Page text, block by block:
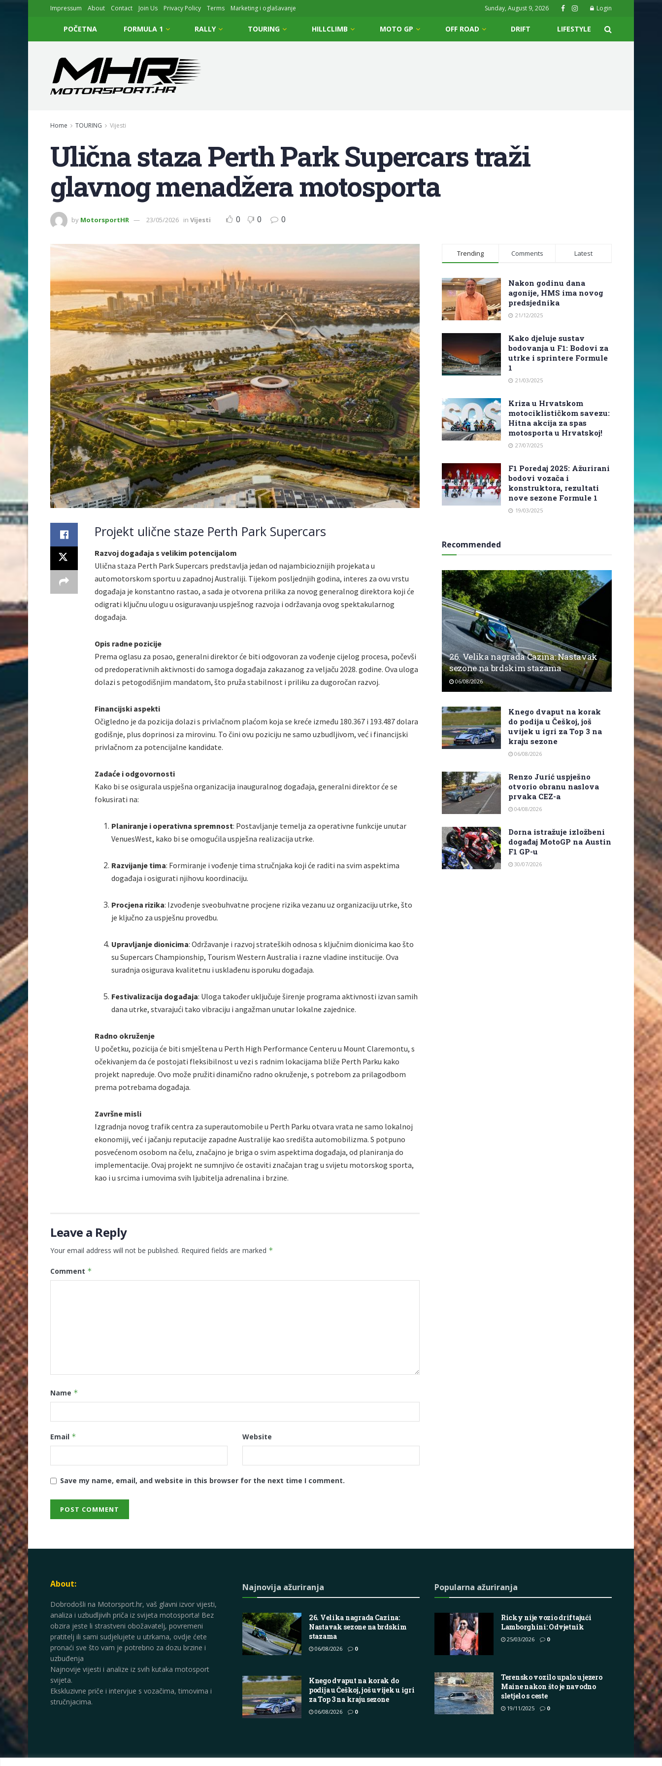
Impressum About Contact Join Us Privacy Policy Terms Marketing i oglašavanje Sunday, August 9, 2026 Login
POČETNA FORMULA 1 RALLY TOURING HILLCLIMB MOTO GP OFF ROAD DRIFT LIFESTYLE
Home TOURING Vijesti
Ulična staza Perth Park Supercars traži
glavnog menadžera motosporta
by MotorsportHR 23/05/2026 in Vijesti 0 0 0
Projekt ulične staze Perth Park Supercars
Razvoj događaja s velikim potencijalom
Ulična staza Perth Park Supercars predstavlja jedan od najambicioznijih projekata u
automotorskom sportu u zapadnoj Australiji. Tijekom posljednjih godina, interes za ovu vrstu
događaja je konstantno rastao, a sada je otvorena prilika za novog generalnog direktora koji će
odigrati ključnu ulogu u osiguravanju uspješnog razvoja i održavanja ovog spektakularnog
događaja.
Opis radne pozicije
Prema oglasu za posao, generalni direktor će biti odgovoran za vođenje cijelog procesa, počevši
od predoperativnih aktivnosti do samoga događaja zakazanog za veljaču 2028. godine. Ova uloga
dolazi s petogodišnjim mandatom, što pruža stabilnost i priliku za dugoročan razvoj.
Financijski aspekti
Očigledno je da pozicija dolazi s privlačnom plaćom koja se kreće između 180.367 i 193.487 dolara
godišnje, plus doprinosi za mirovinu. To čini ovu poziciju ne samo uzbudljivom, već i financijski
privlačnom za potencijalne kandidate.
Zadaće i odgovornosti
Kako bi se osigurala uspješna organizacija inauguralnog događaja, generalni direktor će se
fokusirati na:
Planiranje i operativna spremnost: Postavljanje temelja za operativne funkcije unutar
VenuesWest, kako bi se omogućila uspješna realizacija utrke.
Razvijanje tima: Formiranje i vođenje tima stručnjaka koji će raditi na svim aspektima
događaja i osigurati njihovu koordinaciju.
Procjena rizika: Izvođenje sveobuhvatne procjene rizika vezanu uz organizaciju utrke, što
je ključno za uspješnu provedbu.
Upravljanje dionicima: Održavanje i razvoj strateških odnosa s ključnim dionicima kao što
su Supercars Championship, Tourism Western Australia i razne vladine institucije. Ova
suradnja osigurava kvalitetnu i usklađenu isporuku događaja.
Festivalizacija događaja: Uloga također uključuje širenje programa aktivnosti izvan samih
dana utrke, stvarajući tako vibraciju i angažman unutar lokalne zajednice.
Radno okruženje
U početku, pozicija će biti smještena u Perth High Performance Centeru u Mount Claremontu, s
očekivanjem da će postojati fleksibilnost u vezi s radnim lokacijama bliže Perth Parku kako
projekt napreduje. Ovo može pružiti dinamično radno okruženje, s potrebom za prilagodbom
prema potrebama događaja.
Završne misli
Izgradnja novog trafik centra za superautomobile u Perth Parku otvara vrata ne samo lokalnoj
ekonomiji, već i jačanju reputacije zapadne Australije kao središta automobilizma. S potpuno
posvećenom osobom na čelu, značajno je briga o svim aspektima događaja, od planiranja do
implementacije. Ovaj projekt ne sumnjivo će ostaviti značajan trag u svijetu motorskog sporta,
kao i u srcima i umovima svih ljubitelja adrenalina i brzine.
Leave a Reply
Your email address will not be published. Required fields are marked *
Comment *
Name *
Email * Website
Save my name, email, and website in this browser for the next time I comment.
Trending Comments Latest
Nakon godinu dana
agonije, HMS ima novog
predsjednika
21/12/2025
Kako djeluje sustav
bodovanja u F1: Bodovi za
utrke i sprintere Formule
1
21/03/2025
Kriza u Hrvatskom
motociklističkom savezu:
Hitna akcija za spas
motosporta u Hrvatskoj!
27/07/2025
F1 Poredaj 2025: Ažurirani
bodovi vozača i
konstruktora, rezultati
nove sezone Formule 1
19/03/2025
Recommended
26. Velika nagrada Cazina: Nastavak
sezone na brdskim stazama
06/08/2026
Knego dvaput na korak
do podija u Češkoj, još
uvijek u igri za Top 3 na
kraju sezone
06/08/2026
Renzo Jurić uspješno
otvorio obranu naslova
prvaka CEZ-a
04/08/2026
Dorna istražuje izložbeni
događaj MotoGP na Austin
F1 GP-u
30/07/2026
About:
Dobrodošli na Motorsport.hr, vaš glavni izvor vijesti,
analiza i uzbudljivih priča iz svijeta motosporta! Bez
obzira jeste li strastveni obožavatelj, povremeni
pratitelj ili sami sudjelujete u utrkama, ovdje ćete
pronaći sve što vam je potrebno za dozu brzine i
uzbuđenja
Najnovije vijesti i analize iz svih kutaka motosport
svijeta.
Ekskluzivne priče i intervjue s vozačima, timovima i
stručnjacima.
Najnovija ažuriranja
26. Velika nagrada Cazina:
Nastavak sezone na brdskim
stazama
06/08/2026 0
Knego dvaput na korak do
podija u Češkoj, još uvijek u igri
za Top 3 na kraju sezone
06/08/2026 0
Popularna ažuriranja
Ricky nije vozio driftajući
Lamborghini: Odvjetnik
25/03/2026 0
Terensko vozilo upalo u jezero
Maine nakon što je navodno
sletjelo s ceste
19/11/2025 0